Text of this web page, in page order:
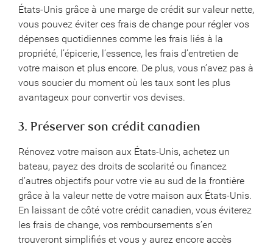
États-Unis grâce à une marge de crédit sur valeur nette,
vous pouvez éviter ces frais de change pour régler vos
dépenses quotidiennes comme les frais liés à la
propriété, l’épicerie, l’essence, les frais d’entretien de
votre maison et plus encore. De plus, vous n’avez pas à
vous soucier du moment où les taux sont les plus
avantageux pour convertir vos devises.
3. Préserver son crédit canadien
Rénovez votre maison aux États-Unis, achetez un
bateau, payez des droits de scolarité ou financez
d’autres objectifs pour votre vie au sud de la frontière
grâce à la valeur nette de votre maison aux États-Unis.
En laissant de côté votre crédit canadien, vous éviterez
les frais de change, vos remboursements s’en
trouveront simplifiés et vous y aurez encore accès